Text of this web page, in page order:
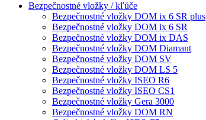
Bezpečnostné vložky / kľúče
Bezpečnostné vložky DOM ix 6 SR plus
Bezpečnostné vložky DOM ix 6 SR
Bezpečnostné vložky DOM ix DAS
Bezpečnostné vložky DOM Diamant
Bezpečnostné vložky DOM SV
Bezpečnostné vložky DOM LS 5
Bezpečnostné vložky ISEO R6
Bezpečnostné vložky ISEO CS1
Bezpečnostné vložky Gera 3000
Bezpečnostné vložky DOM RN